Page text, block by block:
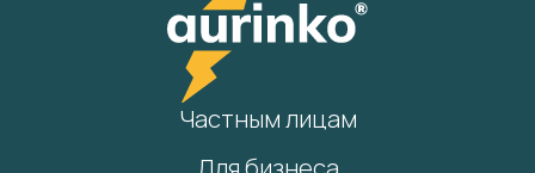
Частным лицам